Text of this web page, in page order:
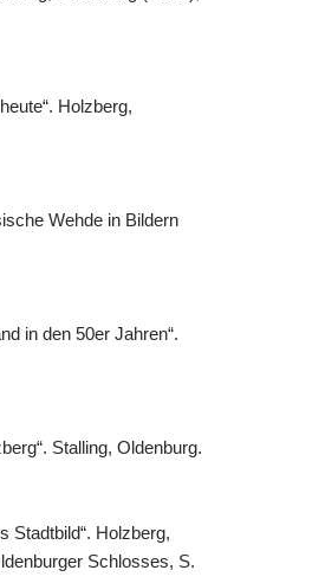
Holzberg,
Wehde in Bildern
in den 50er Jahren“.
Stalling, Oldenburg.
Stadtbild“. Holzberg,
Schlosses, S.